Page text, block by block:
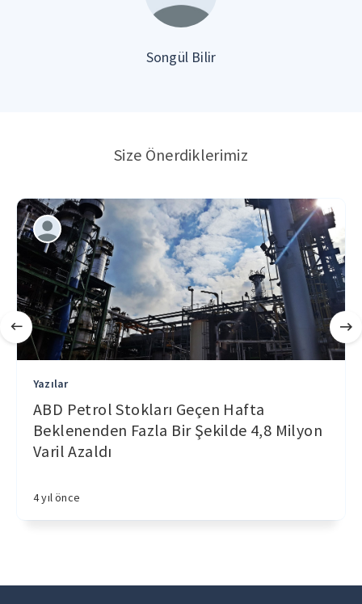
Songül Bilir
Size Önerdiklerimiz
Yazılar
ABD Petrol Stokları Geçen Hafta
Beklenenden Fazla Bir Şekilde 4,8 Milyon
Varil Azaldı
4 yıl önce